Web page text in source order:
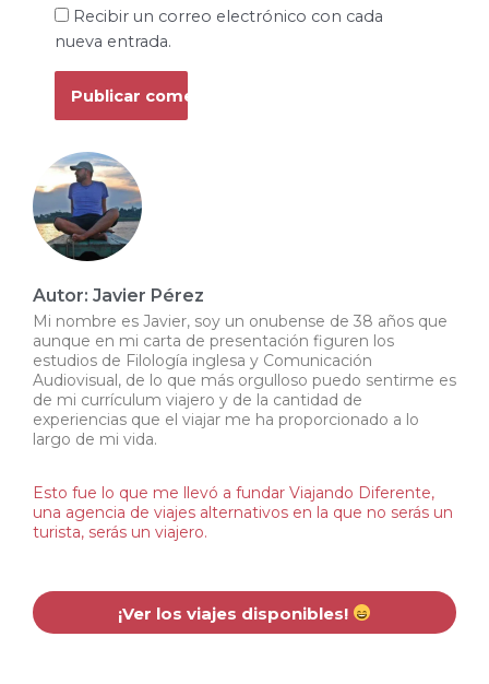
Autor: Javier Pérez
Mi nombre es Javier, soy un onubense de 38 años que
aunque en mi carta de presentación figuren los
estudios de Filología inglesa y Comunicación
Audiovisual, de lo que más orgulloso puedo sentirme es
de mi currículum viajero y de la cantidad de
experiencias que el viajar me ha proporcionado a lo
largo de mi vida.
Esto fue lo que me llevó a fundar Viajando Diferente,
una agencia de viajes alternativos en la que no serás un
turista, serás un viajero.
¡Ver los viajes disponibles!
Recibir un correo electrónico con cada
nueva entrada.